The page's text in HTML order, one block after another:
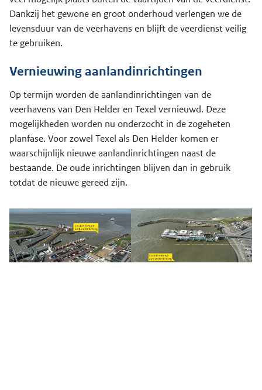
Dankzij het gewone en groot onderhoud verlengen we de
levensduur van de veerhavens en blijft de veerdienst veilig
te gebruiken.
Vernieuwing aanlandinrichtingen
Op termijn worden de aanlandinrichtingen van de
veerhavens van Den Helder en Texel vernieuwd. Deze
mogelijkheden worden nu onderzocht in de zogeheten
planfase. Voor zowel Texel als Den Helder komen er
waarschijnlijk nieuwe aanlandinrichtingen naast de
bestaande. De oude inrichtingen blijven dan in gebruik
totdat de nieuwe gereed zijn.